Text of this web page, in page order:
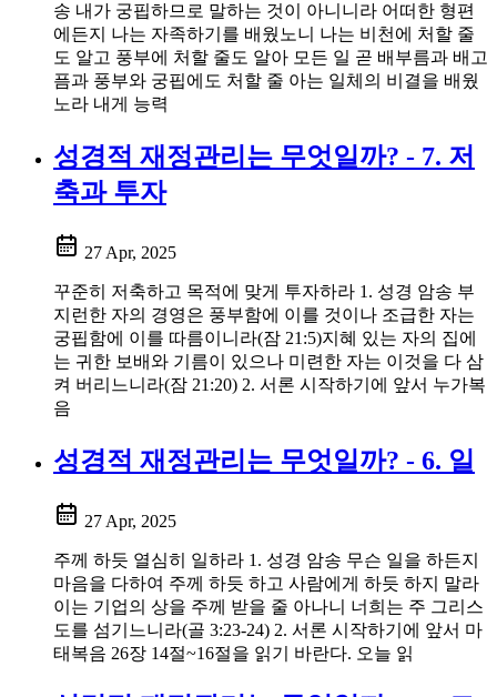
송 내가 궁핍하므로 말하는 것이 아니니라 어떠한 형편
에든지 나는 자족하기를 배웠노니 나는 비천에 처할 줄
도 알고 풍부에 처할 줄도 알아 모든 일 곧 배부름과 배고
픔과 풍부와 궁핍에도 처할 줄 아는 일체의 비결을 배웠
노라 내게 능력
성경적 재정관리는 무엇일까? - 7. 저
축과 투자
27 Apr, 2025
꾸준히 저축하고 목적에 맞게 투자하라 1. 성경 암송 부
지런한 자의 경영은 풍부함에 이를 것이나 조급한 자는
궁핍함에 이를 따름이니라(잠 21:5)지혜 있는 자의 집에
는 귀한 보배와 기름이 있으나 미련한 자는 이것을 다 삼
켜 버리느니라(잠 21:20) 2. 서론 시작하기에 앞서 누가복
음
성경적 재정관리는 무엇일까? - 6. 일
27 Apr, 2025
주께 하듯 열심히 일하라 1. 성경 암송 무슨 일을 하든지
마음을 다하여 주께 하듯 하고 사람에게 하듯 하지 말라
이는 기업의 상을 주께 받을 줄 아나니 너희는 주 그리스
도를 섬기느니라(골 3:23-24) 2. 서론 시작하기에 앞서 마
태복음 26장 14절~16절을 읽기 바란다. 오늘 읽